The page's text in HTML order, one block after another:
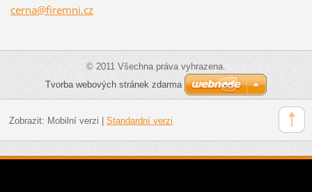
cerna@firemni.cz
© 2011 Všechna práva vyhrazena.
Tvorba webových stránek zdarma
Zobrazit: Mobilní verzi Standardní verzi